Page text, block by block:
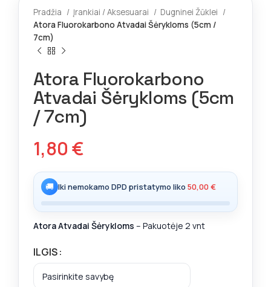
Pradžia Įrankiai / Aksesuarai
Dugninei Žūklei
Atora Fluorokarbono Atvadai Šėrykloms (5cm /
7cm)
Atora Fluorokarbono
Atvadai Šėrykloms (5cm
/ 7cm)
1,80€
🚚 Iki nemokamo DPD pristatymo liko 50,00€
Atora Atvadai Šėrykloms – Pakuotėje 2 vnt
ILGIS